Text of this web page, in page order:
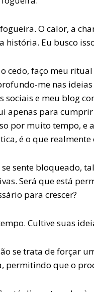
O calor, a
história. Eu busco
cedo, faço meu
me nas
sociais e meu blog
apenas para
por muito tempo, e
é o que
se sente bloqueado,
Será que está
para crescer?
Cultive suas
se trata de forçar
permitindo que o